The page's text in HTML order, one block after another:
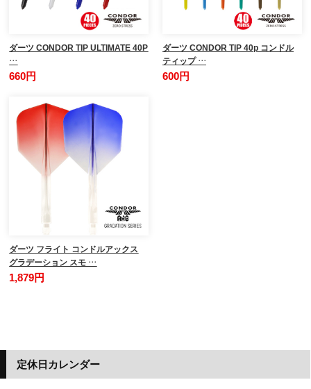
ダーツ CONDOR TIP ULTIMATE 40P
…
660円
ダーツ CONDOR TIP 40p コンドル
ティップ …
600円
ダーツ フライト コンドルアックス
グラデーション スモ …
1,879円
定休日カレンダー